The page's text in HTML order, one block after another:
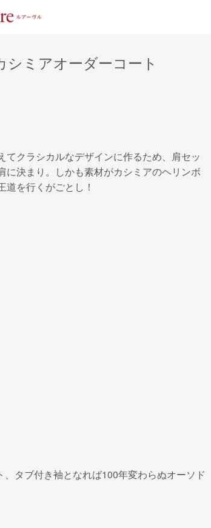
ミアオーダーコート
てクラシカルなデザインに作るため、肩セッ
に決まり。しかも素材がカシミアのヘリンボ
道を行くがごとし！
タブ付き袖となれば100年変わらぬオーソド